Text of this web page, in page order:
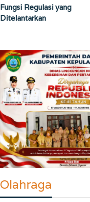
Fungsi Regulasi yang
Ditelantarkan
Olahraga